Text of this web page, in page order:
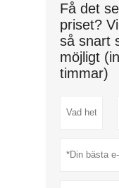
Få det
priset?
så snart
möjligt
timmar)